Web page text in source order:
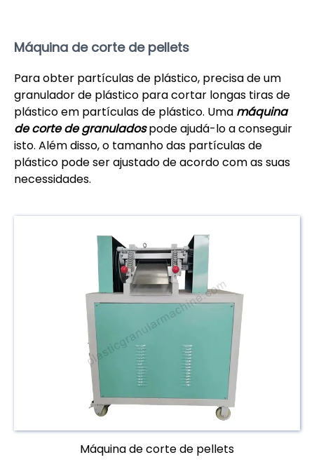
Máquina de corte de pellets
Para obter partículas de plástico, precisa de um
granulador de plástico para cortar longas tiras de
plástico em partículas de plástico. Uma máquina
de corte de granuladospode ajudá-lo a conseguir
isto. Além disso, o tamanho das partículas de
plástico pode ser ajustado de acordo com as suas
necessidades.
Máquina de corte de pellets